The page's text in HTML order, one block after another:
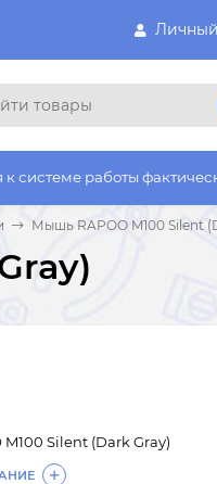
фактического
Мышь RAPOO M100 Silent
Silent (Dark Gray)